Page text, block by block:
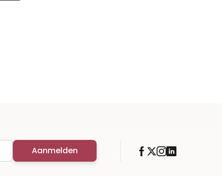
Aanmelden